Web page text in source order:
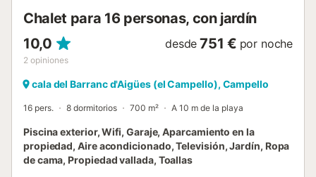
Chalet para 16 personas, con jardín
10,0
2 opiniones
desde 751 € por noche
cala del Barranc d'Aigües (el Campello), Campello
16 pers. 8 dormitorios 700 m² A 10 m de la playa
Piscina exterior, Wifi, Garaje, Aparcamiento en la
propiedad, Aire acondicionado, Televisión, Jardín, Ropa
de cama, Propiedad vallada, Toallas